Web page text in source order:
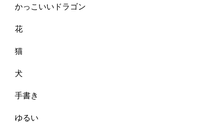
かっこいいドラゴン
花
猫
犬
手書き
ゆるい